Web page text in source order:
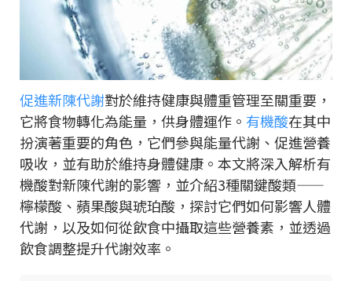
促進新陳代謝對於維持健康與體重管理至關重要，
它將食物轉化為能量，供身體運作。 有機酸在其中
扮演著重要的角色，它們參與能量代謝、促進營養
吸收，並有助於維持身體健康。本文將深入解析有
機酸對新陳代謝的影響，並介紹3種關鍵酸類——
檸檬酸、蘋果酸與琥珀酸，探討它們如何影響人體
代謝，以及如何從飲食中攝取這些營養素，並透過
飲食調整提升代謝效率。